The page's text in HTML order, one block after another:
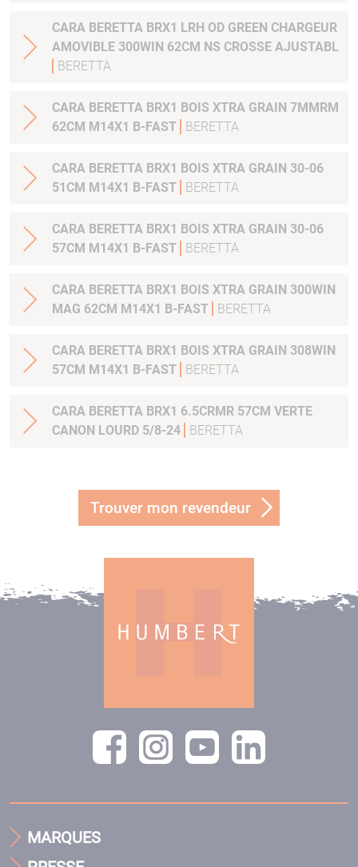
CARA BERETTA BRX1 LRH OD GREEN CHARGEUR
AMOVIBLE 300WIN 62CM NS CROSSE AJUSTABL
BERETTA
CARA BERETTA BRX1 BOIS XTRA GRAIN 7MMRM
62CM M14X1 B-FAST
BERETTA
CARA BERETTA BRX1 BOIS XTRA GRAIN 30-06
51CM M14X1 B-FAST
BERETTA
CARA BERETTA BRX1 BOIS XTRA GRAIN 30-06
57CM M14X1 B-FAST
BERETTA
CARA BERETTA BRX1 BOIS XTRA GRAIN 300WIN
MAG 62CM M14X1 B-FAST
BERETTA
CARA BERETTA BRX1 BOIS XTRA GRAIN 308WIN
57CM M14X1 B-FAST
BERETTA
CARA BERETTA BRX1 6.5CRMR 57CM VERTE
CANON LOURD 5/8-24
BERETTA
Trouver mon revendeur
MARQUES